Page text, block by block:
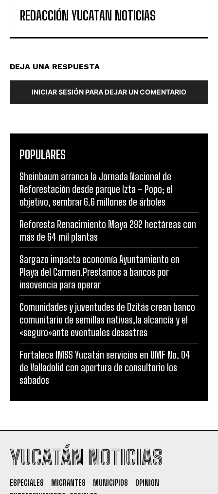
REDACCIÓN YUCATAN NOTICIAS
DEJA UNA RESPUESTA
INICIAR SESIÓN PARA DEJAR UN COMENTARIO
POPULARES
Sheinbaum arranca la Jornada Nacional de
Reforestación desde parque Izta – Popo; el
objetivo, sembrar 6.6 millones de árboles
Reforesta Renacimiento Maya 292 hectáreas con
más de 64 mil plantas
Sargazo impacta economía Ayuntamiento en
Playa del Carmen.Prestamos a bancos por
insovencia para operar
Comunidades y juventudes de Dzitás crean banco
comunitario de semillas nativas,la alcancía y el
«seguro»ante eventuales desastres
Fortalece IMSS Yucatán servicios en UMF No. 04
de Valladolid con apertura de consultorio los
sábados
YUCATÁN NOTICIAS
ESPECIALES MIGRANTES MUNICIPIOS
OPINION